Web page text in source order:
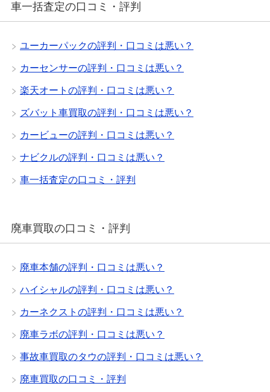
車一括査定の口コミ・評判
ユーカーパックの評判・口コミは悪い？
カーセンサーの評判・口コミは悪い？
楽天オートの評判・口コミは悪い？
ズバット車買取の評判・口コミは悪い？
カービューの評判・口コミは悪い？
ナビクルの評判・口コミは悪い？
車一括査定の口コミ・評判
廃車買取の口コミ・評判
廃車本舗の評判・口コミは悪い？
ハイシャルの評判・口コミは悪い？
カーネクストの評判・口コミは悪い？
廃車ラボの評判・口コミは悪い？
事故車買取のタウの評判・口コミは悪い？
廃車買取の口コミ・評判